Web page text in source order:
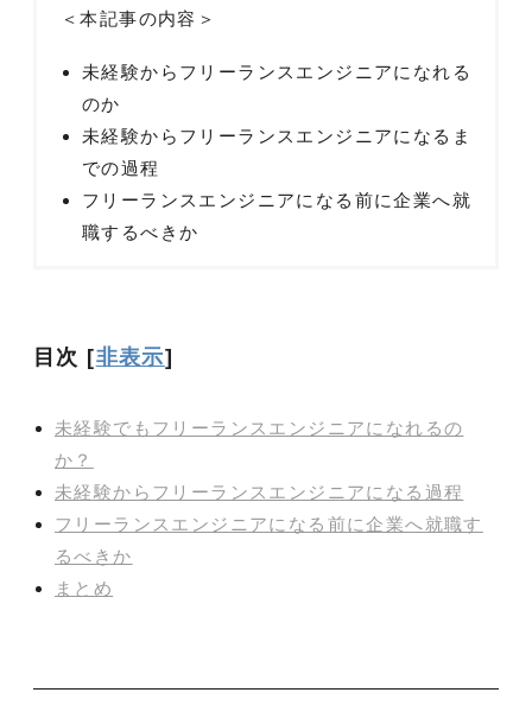
＜本記事の内容＞
未経験からフリーランスエンジニアになれる
のか
未経験からフリーランスエンジニアになるま
での過程
フリーランスエンジニアになる前に企業へ就
職するべきか
目次 [非表示]
未経験でもフリーランスエンジニアになれるの
か？
未経験からフリーランスエンジニアになる過程
フリーランスエンジニアになる前に企業へ就職す
るべきか
まとめ